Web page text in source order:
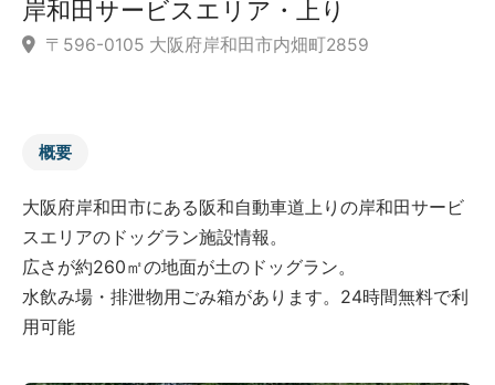
岸和田サービスエリア・上り
概要
大阪府岸和田市にある阪和自動車道上りの岸和田サービ
スエリアのドッグラン施設情報。
広さが約260㎡の地面が土のドッグラン。
水飲み場・排泄物用ごみ箱があります。24時間無料で利
用可能